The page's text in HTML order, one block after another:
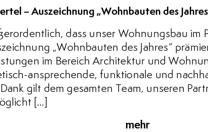
– Auszeichnung „Wohnbauten des
dass unser Wohnungsbau im
„Wohnbauten des Jahres“
im Bereich Architektur und
ansprechende, funktionale und
gilt dem gesamten Team, unseren
[…]
mehr